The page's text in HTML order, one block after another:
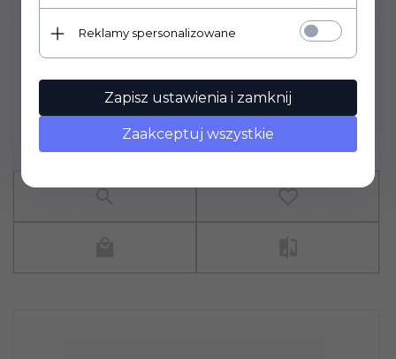
NIEŚMIERTELNIK ZAWIESZKA
STAL+ŁAŃCUSZEK 50CM+GRAWER
ZDJĘCIE TEKST
Reklamy spersonalizowane
Zapisz ustawienia i zamknij
Zaakceptuj wszystkie